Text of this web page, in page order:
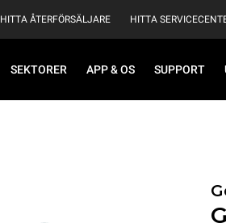
HITTA ÅTERFÖRSÄLJARE HITTA
SEKTORER APP & OS SUPPORT